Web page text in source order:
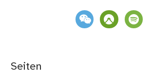
weixin komootspotify
Seiten